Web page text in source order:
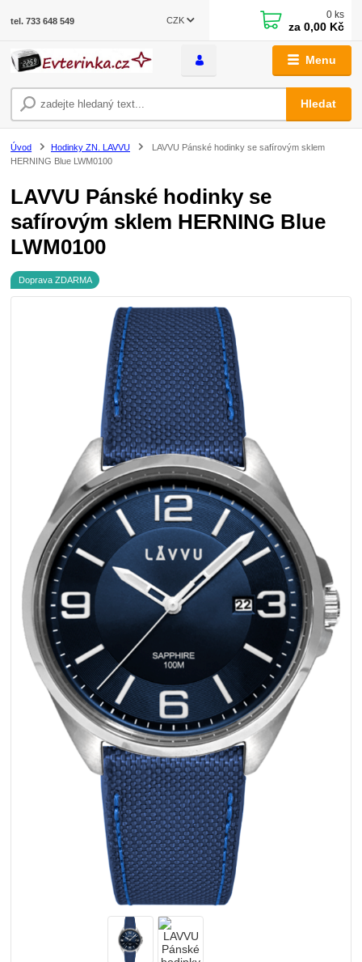
Menu
CZK
Hledat
tel. 733 648 549
0 ks
za 0,00 Kč
Úvod Hodinky ZN. LAVVU
LAVVU Pánské hodinky se safírovým sklem
HERNING Blue LWM0100
LAVVU Pánské hodinky se
safírovým sklem HERNING Blue
LWM0100
Doprava ZDARMA